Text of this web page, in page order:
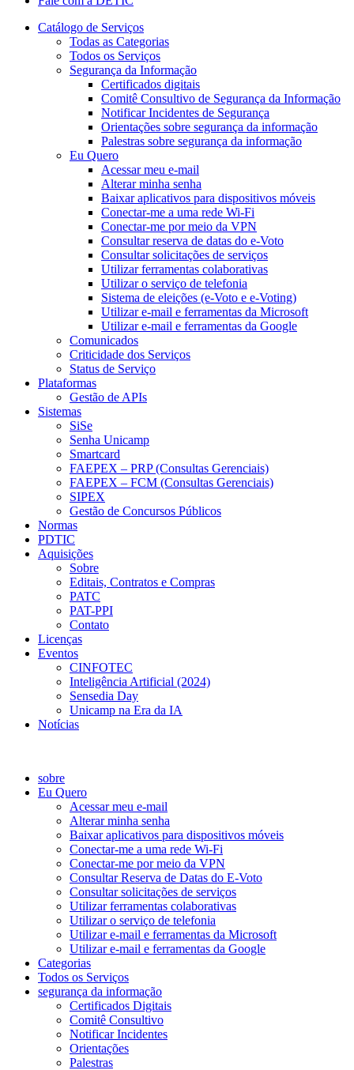
Catálogo de Serviços
Todas as Categorias
Todos os Serviços
Segurança da Informação
Certificados digitais
Comitê Consultivo de Segurança da Informação
Notificar Incidentes de Segurança
Orientações sobre segurança da informação
Palestras sobre segurança da informação
Eu Quero
Acessar meu e-mail
Alterar minha senha
Baixar aplicativos para dispositivos móveis
Conectar-me a uma rede Wi-Fi
Conectar-me por meio da VPN
Consultar reserva de datas do e-Voto
Consultar solicitações de serviços
Utilizar ferramentas colaborativas
Utilizar o serviço de telefonia
Sistema de eleições (e-Voto e e-Voting)
Utilizar e-mail e ferramentas da Microsoft
Utilizar e-mail e ferramentas da Google
Comunicados
Criticidade dos Serviços
Status de Serviço
Plataformas
Gestão de APIs
Sistemas
SiSe
Senha Unicamp
Smartcard
FAEPEX – PRP (Consultas Gerenciais)
FAEPEX – FCM (Consultas Gerenciais)
SIPEX
Gestão de Concursos Públicos
Normas
PDTIC
Aquisições
Sobre
Editais, Contratos e Compras
PATC
PAT-PPI
Contato
Licenças
Eventos
CINFOTEC
Inteligência Artificial (2024)
Sensedia Day
Unicamp na Era da IA
Notícias
sobre
Eu Quero
Acessar meu e-mail
Alterar minha senha
Baixar aplicativos para dispositivos móveis
Conectar-me a uma rede Wi-Fi
Conectar-me por meio da VPN
Consultar Reserva de Datas do E-Voto
Consultar solicitações de serviços
Utilizar ferramentas colaborativas
Utilizar o serviço de telefonia
Utilizar e-mail e ferramentas da Microsoft
Utilizar e-mail e ferramentas da Google
Categorias
Todos os Serviços
segurança da informação
Certificados Digitais
Comitê Consultivo
Notificar Incidentes
Orientações
Palestras